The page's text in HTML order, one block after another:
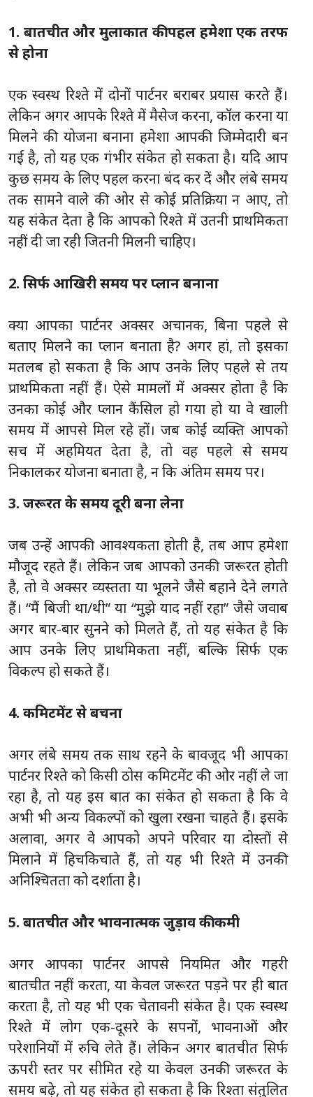
1. बातचीत और मुलाकात की पहल हमेशा एक तरफ
से होना
एक स्वस्थ रिश्ते में दोनों पार्टनर बराबर प्रयास करते हैं।
लेकिन अगर आपके रिश्ते में मैसेज करना, कॉल करना या
मिलने की योजना बनाना हमेशा आपकी जिम्मेदारी बन
गई है, तो यह एक गंभीर संकेत हो सकता है। यदि आप
कुछ समय के लिए पहल करना बंद कर दें और लंबे समय
तक सामने वाले की ओर से कोई प्रतिक्रिया न आए, तो
यह संकेत देता है कि आपको रिश्ते में उतनी प्राथमिकता
नहीं दी जा रही जितनी मिलनी चाहिए।
2. सिर्फ आखिरी समय पर प्लान बनाना
क्या आपका पार्टनर अक्सर अचानक, बिना पहले से
बताए मिलने का प्लान बनाता है? अगर हां, तो इसका
मतलब हो सकता है कि आप उनके लिए पहले से तय
प्राथमिकता नहीं हैं। ऐसे मामलों में अक्सर होता है कि
उनका कोई और प्लान कैंसिल हो गया हो या वे खाली
समय में आपसे मिल रहे हों। जब कोई व्यक्ति आपको
सच में अहमियत देता है, तो वह पहले से समय
निकालकर योजना बनाता है, न कि अंतिम समय पर।
3. जरूरत के समय दूरी बना लेना
जब उन्हें आपकी आवश्यकता होती है, तब आप हमेशा
मौजूद रहते हैं। लेकिन जब आपको उनकी जरूरत होती
है, तो वे अक्सर व्यस्तता या भूलने जैसे बहाने देने लगते
हैं। “मैं बिजी था/थी” या “मुझे याद नहीं रहा” जैसे जवाब
अगर बार-बार सुनने को मिलते हैं, तो यह संकेत है कि
आप उनके लिए प्राथमिकता नहीं, बल्कि सिर्फ एक
विकल्प हो सकते हैं।
4. कमिटमेंट से बचना
अगर लंबे समय तक साथ रहने के बावजूद भी आपका
पार्टनर रिश्ते को किसी ठोस कमिटमेंट की ओर नहीं ले जा
रहा है, तो यह इस बात का संकेत हो सकता है कि वे
अभी भी अन्य विकल्पों को खुला रखना चाहते हैं। इसके
अलावा, अगर वे आपको अपने परिवार या दोस्तों से
मिलाने में हिचकिचाते हैं, तो यह भी रिश्ते में उनकी
अनिश्चितता को दर्शाता है।
5. बातचीत और भावनात्मक जुड़ाव की कमी
अगर आपका पार्टनर आपसे नियमित और गहरी
बातचीत नहीं करता, या केवल जरूरत पड़ने पर ही बात
करता है, तो यह भी एक चेतावनी संकेत है। एक स्वस्थ
रिश्ते में लोग एक-दूसरे के सपनों, भावनाओं और
परेशानियों में रुचि लेते हैं। लेकिन अगर बातचीत सिर्फ
ऊपरी स्तर पर सीमित रहे या केवल उनकी जरूरत के
समय बढ़े, तो यह संकेत हो सकता है कि रिश्ता संतुलित